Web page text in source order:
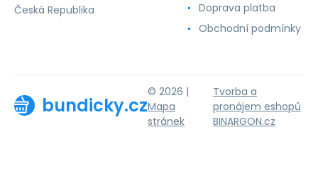
Česká Republika
Doprava platba
Obchodní podmínky
bundicky.cz
© 2026 |
Mapa
stránek
Tvorba a
pronájem eshopů
BINARGON.cz